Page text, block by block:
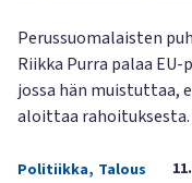
Perussuomalaisten
Riikka Purra palaa
jossa hän muistuttaa,
aloittaa rahoituksesta.
Politiikka, Talous